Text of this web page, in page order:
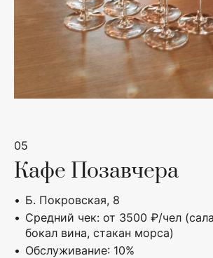
05
Кафе Позавчера
Б. Покровская, 8
Средний чек: от 3500 ₽/чел
бокал вина, стакан морса)
Обслуживание: 10%